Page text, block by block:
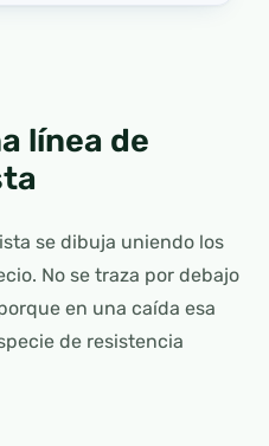
línea de
se dibuja uniendo los
No se traza por debajo
en una caída esa
de resistencia